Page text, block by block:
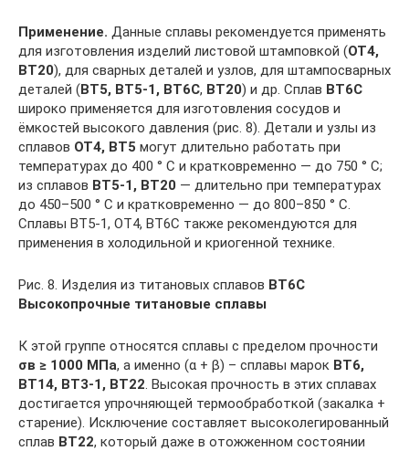
Применение. Данные сплавы рекомендуется применять
для изготовления изделий листовой штамповкой (ОТ4,
ВТ20), для сварных деталей и узлов, для штампосварных
деталей (ВТ5, ВТ5-1, ВТ6С, ВТ20) и др. Сплав ВТ6С
широко применяется для изготовления сосудов и
ёмкостей высокого давления (рис. 8). Детали и узлы из
сплавов ОТ4, ВТ5 могут длительно работать при
температурах до 400 ° С и кратковременно — до 750 ° С;
из сплавов ВТ5-1, ВТ20 — длительно при температурах
до 450–500 ° С и кратковременно — до 800–850 ° С.
Сплавы ВТ5-1, ОТ4, ВТ6С также рекомендуются для
применения в холодильной и криогенной технике.
Рис. 8. Изделия из титановых сплавов ВТ6С
Высокопрочные титановые сплавы
К этой группе относятся сплавы с пределом прочности
σв ≥ 1000 МПа, а именно (α + β) – сплавы марок ВТ6,
ВТ14, ВТ3-1, ВТ22 . Высокая прочность в этих сплавах
достигается упрочняющей термообработкой (закалка +
старение). Исключение составляет высоколегированный
сплав ВТ22, который даже в отожженном состоянии